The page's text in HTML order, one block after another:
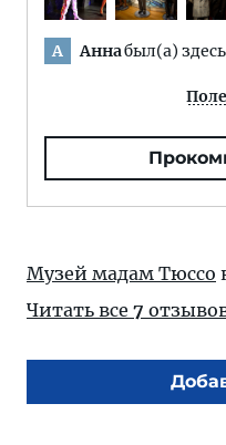
А Аннабыл(а)
Музей мадам Тюссо
Читать все 7